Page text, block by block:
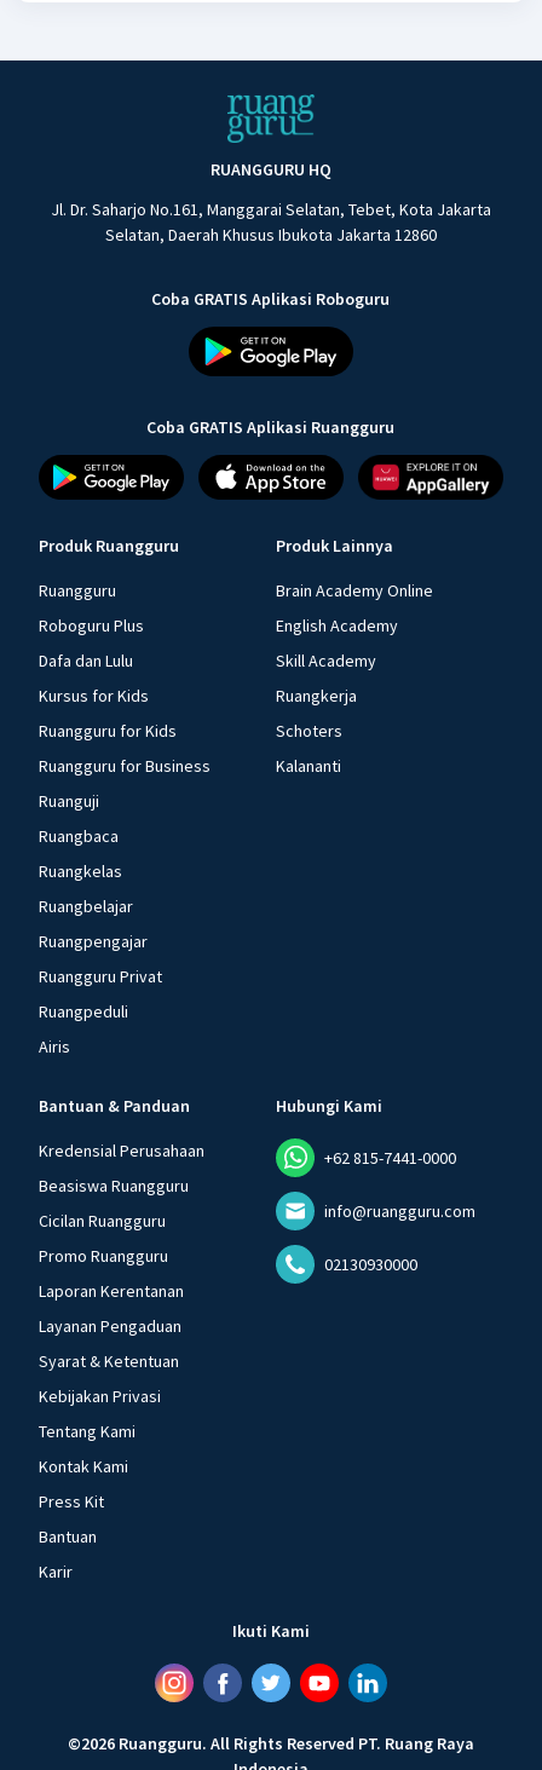
RUANGGURU HQ
Jl. Dr. Saharjo No.161, Manggarai Selatan, Tebet, Kota Jakarta
Selatan, Daerah Khusus Ibukota Jakarta 12860
Coba GRATIS Aplikasi Roboguru
Coba GRATIS Aplikasi Ruangguru
Produk Ruangguru
Ruangguru
Roboguru Plus
Dafa dan Lulu
Kursus for Kids
Ruangguru for Kids
Ruangguru for Business
Ruanguji
Ruangbaca
Ruangkelas
Ruangbelajar
Ruangpengajar
Ruangguru Privat
Ruangpeduli
Airis
Produk Lainnya
Brain Academy Online
English Academy
Skill Academy
Ruangkerja
Schoters
Kalananti
Bantuan & Panduan
Kredensial Perusahaan
Beasiswa Ruangguru
Cicilan Ruangguru
Promo Ruangguru
Laporan Kerentanan
Layanan Pengaduan
Syarat & Ketentuan
Kebijakan Privasi
Tentang Kami
Kontak Kami
Press Kit
Bantuan
Karir
Hubungi Kami
+62 815-7441-0000
info@ruangguru.com
02130930000
Ikuti Kami
©2026 Ruangguru. All Rights Reserved PT. Ruang Raya